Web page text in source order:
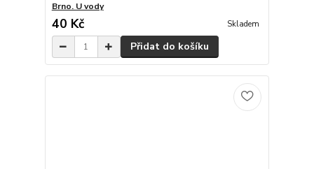
Brno. U vody
40 Kč Skladem
Přidat do košíku